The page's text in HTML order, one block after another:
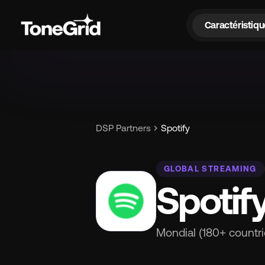
DSP Partners chevron_right Spotify
GLOBAL STREAMING
Mondial (180+